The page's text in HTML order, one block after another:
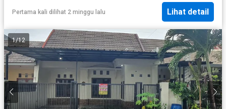
Pertama kali dilihat 2 minggu lalu Lihat detail
1/12